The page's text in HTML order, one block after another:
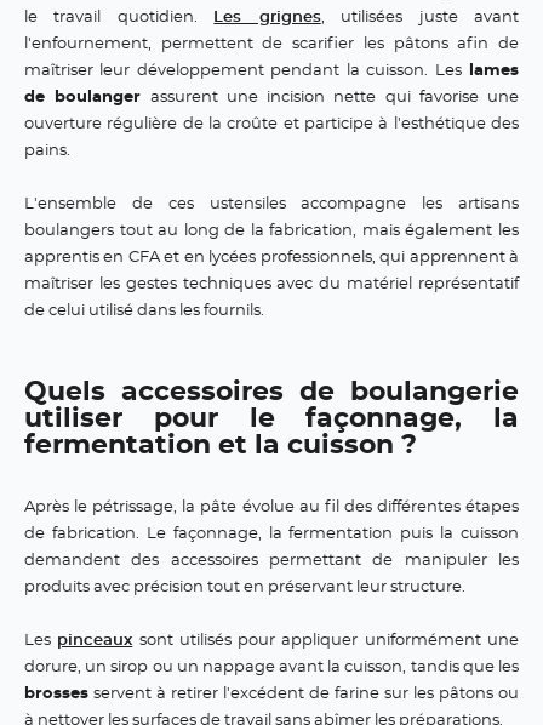
le travail quotidien.
Les grignes, utilisées juste avant
l'enfournement, permettent de scarifier les pâtons afin de
maîtriser leur développement pendant la cuisson. Leslames
de boulanger assurent une incision nette qui favorise une
ouverture régulière de la croûte et participe à l'esthétique des
pains.
L'ensemble de ces ustensiles accompagne les artisans
boulangers tout au long de la fabrication, mais également les
apprentis en CFA et en lycées professionnels, qui apprennent à
maîtriser les gestes techniques avec du matériel représentatif
de celui utilisé dans les fournils.
Quels accessoires de boulangerie
utiliser pour le façonnage, la
fermentation et la cuisson ?
Après le pétrissage, la pâte évolue au fil des différentes étapes
de fabrication. Le façonnage, la fermentation puis la cuisson
demandent des accessoires permettant de manipuler les
produits avec précision tout en préservant leur structure.
Les pinceaux sont utilisés pour appliquer uniformément une
dorure, un sirop ou un nappage avant la cuisson, tandis que les
brosses servent à retirer l'excédent de farine sur les pâtons ou
à nettoyer les surfaces de travail sans abîmer les préparations.